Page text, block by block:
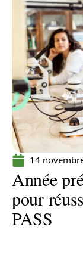
14
Année
pour
PASS